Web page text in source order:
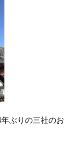
ぶりの三社のお